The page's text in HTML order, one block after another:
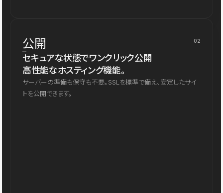
公開 02
セキュアな状態でワンクリック公開
高性能なホスティング機能。
サーバーの準備も保守も不要。SSLを標準で備え、安定したサイ
トを公開できます。